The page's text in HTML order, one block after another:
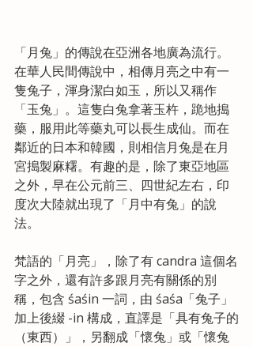
「月兔」的傳說在亞洲各地廣為流行。
在華人民間傳說中，相傳月亮之中有一
隻兔子，渾身潔白如玉，所以又稱作
「玉兔」。這隻白兔拿著玉杵，跪地搗
藥，服用此等藥丸可以長生成仙。而在
鄰近的日本和韓國，則相信月兔是在月
宮搗製麻糬。有趣的是，除了東亞地區
之外，早在公元前三、四世紀左右，印
度次大陸就出現了「月中有兔」的說
法。
梵語的「月亮」，除了有 candra 這個名
字之外，還有許多跟月亮有關係的別
稱，包含 śaśin 一詞，由 śaśa「兔子」
加上後綴 -in 構成，直譯是「具有兔子的
（東西）」，另翻成「懷兔」或「懷兔